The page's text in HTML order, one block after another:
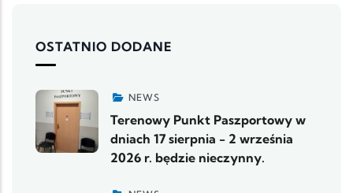
OSTATNIO DODANE
NEWS
Terenowy Punkt Paszportowy w
dniach 17 sierpnia - 2 września
2026 r. będzie nieczynny.